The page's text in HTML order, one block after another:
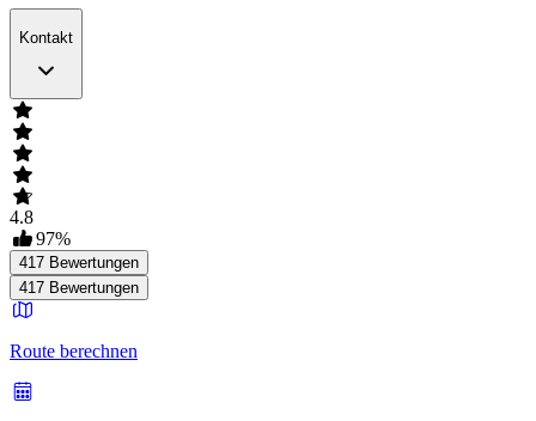
Kontakt
4.8
97%
417 Bewertungen
417 Bewertungen
Route berechnen